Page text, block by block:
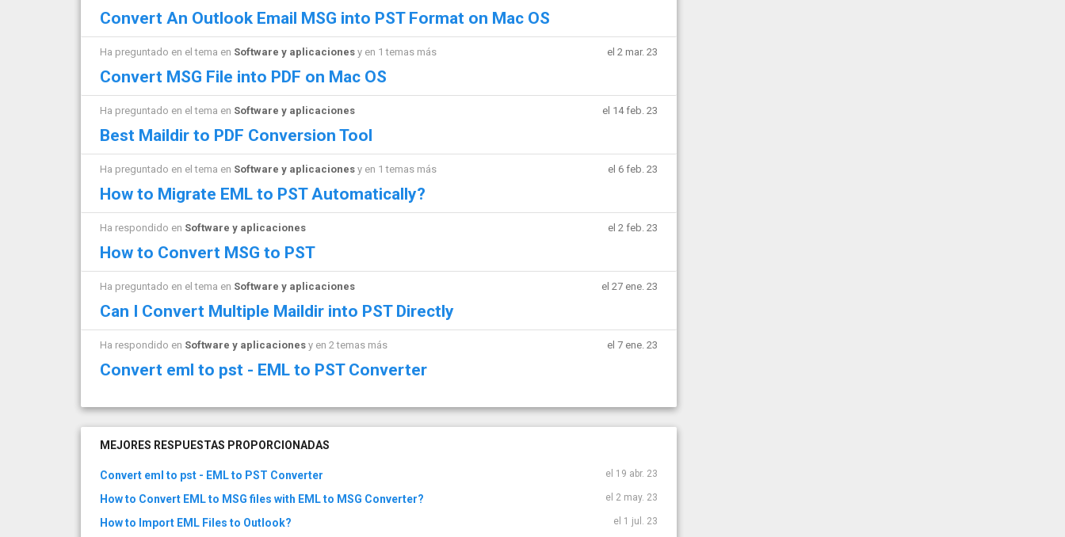
Convert An Outlook Email MSG into PST Format on Mac OS
Ha preguntado en el tema en Software y aplicaciones y en 1 temas más el 2 mar. 23
Convert MSG File into PDF on Mac OS
Ha preguntado en el tema en Software y aplicaciones el 14 feb. 23
Best Maildir to PDF Conversion Tool
Ha preguntado en el tema en Software y aplicaciones y en 1 temas más el 6 feb. 23
How to Migrate EML to PST Automatically?
Ha respondido en Software y aplicaciones el 2 feb. 23
How to Convert MSG to PST
Ha preguntado en el tema en Software y aplicaciones el 27 ene. 23
Can I Convert Multiple Maildir into PST Directly
Ha respondido en Software y aplicaciones y en 2 temas más el 7 ene. 23
Convert eml to pst - EML to PST Converter
MEJORES RESPUESTAS PROPORCIONADAS
Convert eml to pst - EML to PST Converter el 19 abr. 23
How to Convert EML to MSG files with EML to MSG Converter? el 2 may. 23
How to Import EML Files to Outlook? el 1 jul. 23